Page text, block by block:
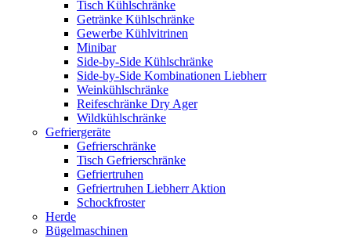
Tisch Kühlschränke
Getränke Kühlschränke
Gewerbe Kühlvitrinen
Minibar
Side-by-Side Kühlschränke
Side-by-Side Kombinationen Liebherr
Weinkühlschränke
Reifeschränke Dry Ager
Wildkühlschränke
Gefriergeräte
Gefrierschränke
Tisch Gefrierschränke
Gefriertruhen
Gefriertruhen Liebherr Aktion
Schockfroster
Herde
Bügelmaschinen